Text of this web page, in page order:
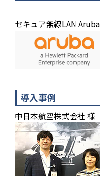
セキュア無線LAN Aruba
導入事例
中日本航空株式会社 様